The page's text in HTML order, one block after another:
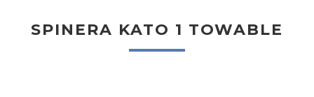
SPINERA KATO 1 TOWABLE